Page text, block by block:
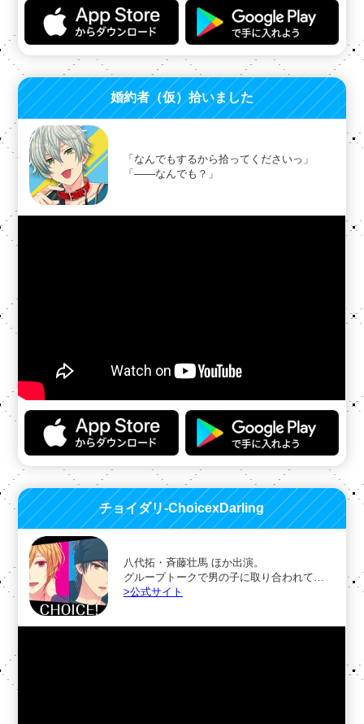
婚約者（仮）拾いました
「なんでもするから拾ってくださいっ」
「――なんでも？」
チョイダリ-ChoicexDarling
八代拓・斉藤壮馬 ほか出演。
グループトークで男の子に取り合われて…
>公式サイト